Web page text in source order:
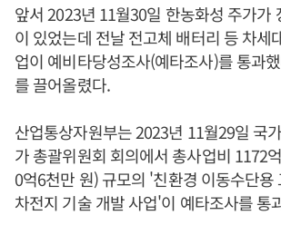
앞서 2023년 11월30일 한농화성 주가가
이 있었는데 전날 전고체 배터리 등 차세
업이 예비타당성조사(예타조사)를 통과
를 끌어올렸다.
산업통상자원부는 2023년 11월29일 국
가 총괄위원회 회의에서 총사업비 1172
0억6천만 원) 규모의 '친환경 이동수단용
차전지 기술 개발 사업'이 예타조사를 통